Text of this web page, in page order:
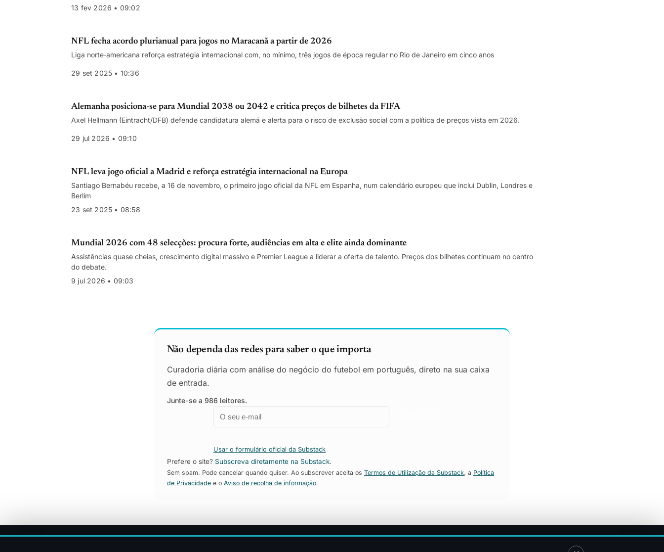
13 fev 2026 • 09:02
NFL fecha acordo plurianual para jogos no Maracanã a partir de 2026
Liga norte‑americana reforça estratégia internacional com, no mínimo, três jogos de época regular no Rio de Janeiro em cinco anos
29 set 2025 • 10:36
Alemanha posiciona-se para Mundial 2038 ou 2042 e critica preços de bilhetes da FIFA
Axel Hellmann (Eintracht/DFB) defende candidatura alemã e alerta para o risco de exclusão social com a política de preços vista em 2026.
29 jul 2026 • 09:10
NFL leva jogo oficial a Madrid e reforça estratégia internacional na Europa
Santiago Bernabéu recebe, a 16 de novembro, o primeiro jogo oficial da NFL em Espanha, num calendário europeu que inclui Dublin, Londres e
Berlim
23 set 2025 • 08:58
Mundial 2026 com 48 selecções: procura forte, audiências em alta e elite ainda dominante
Assistências quase cheias, crescimento digital massivo e Premier League a liderar a oferta de talento. Preços dos bilhetes continuam no centro
do debate.
9 jul 2026 • 09:03
Não dependa das redes para saber o que importa
Curadoria diária com análise do negócio do futebol em português, direto na sua caixa
de entrada.
Junte-se a 986 leitores.
Email
Empresa
Usar o formulário oficial da Substack
Prefere o site? Subscreva diretamente na Substack.
Sem spam. Pode cancelar quando quiser. Ao subscrever aceita os Termos de Utilização da Substack , a Política
de Privacidade e o Aviso de recolha de informação.